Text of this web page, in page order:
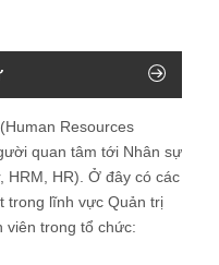
Resources
quan tâm tới Nhân sự
HRM, HR). Ở đây có các
trong lĩnh vực Quản trị
viên trong tổ chức: